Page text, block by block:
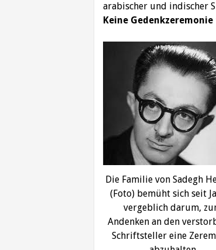
arabischer und indischer
Keine
Die Familie von Sadegh
(Foto) bemüht sich seit
vergeblich darum,
Andenken an den
Schriftsteller eine